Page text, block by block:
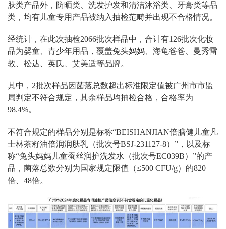
肤类产品外，防晒类、洗发护发和清洁沐浴类、牙膏类等品
类，均有儿童专用产品被纳入抽检范畴并出现不合格情况。
经统计，在此次抽检2066批次样品中，合计有126批次化妆
品为婴童、青少年用品，覆盖兔头妈妈、海龟爸爸、曼秀雷
敦、松达、英氏、艾美适等品牌。
其中，2批次样品因菌落总数超出标准限定值被广州市市监
局判定不符合规定，其余样品均抽检合格，合格率为
98.4%。
不符合规定的样品分别是标称“BEISHANJIAN倍膳健儿童凡
士林茶籽油倍润润肤乳（批次号BSJ-231127-8）”，以及标
称“兔头妈妈儿童蚕丝润护洗发水（批次号EC039B）”的产
品，菌落总数分别为国家规定限值（≤500 CFU/g）的820
倍、48倍。